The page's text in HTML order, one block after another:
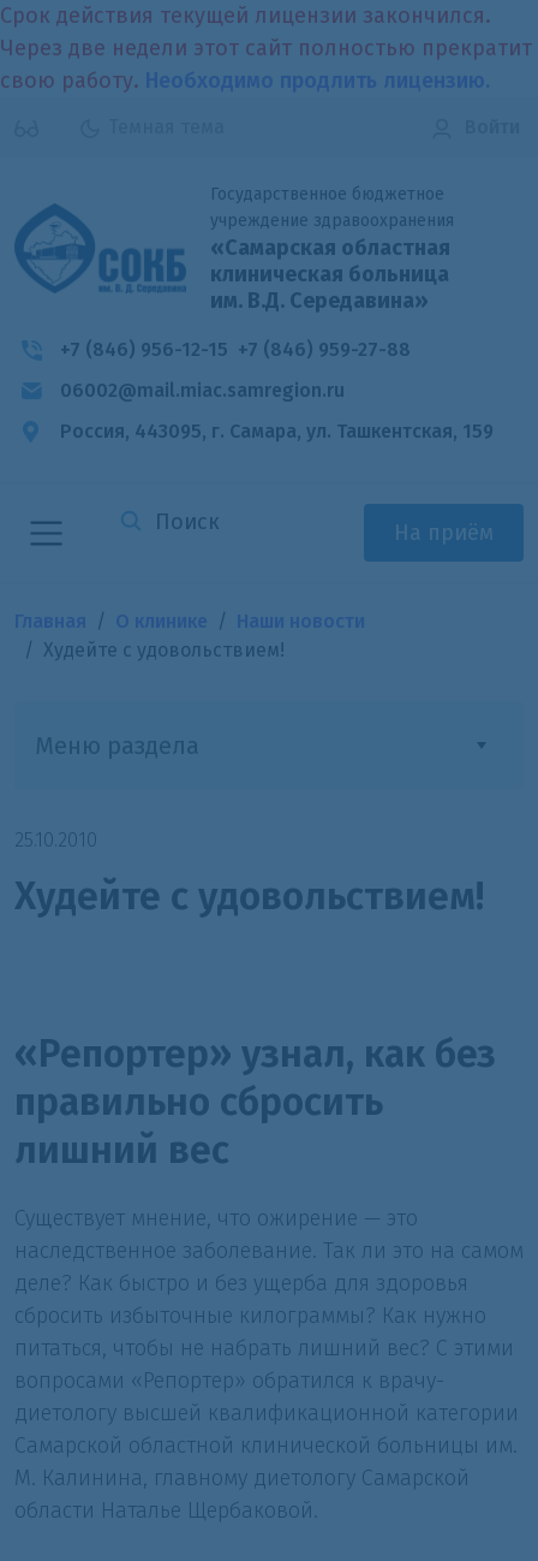
Срок действия текущей лицензии закончился.
Через две недели этот сайт полностью прекратит
свою работу.
Государственное бюджетное
учреждение здравоохранения
«Самарская областная
клиническая больница
им. В.Д. Середавина»
+7 (846) 956-12-15 +7 (846) 959-27-88
06002@mail.miac.samregion.ru
Россия, 443095, г. Самара, ул. Ташкентская, 159
На приём
Худейте с удовольствием!
Меню раздела
25.10.2010
Худейте с удовольствием!
«Репортер» узнал, как без
правильно сбросить
лишний вес
Существует мнение, что ожирение — это
наследственное заболевание. Так ли это на самом
деле? Как быстро и без ущерба для здоровья
сбросить избыточные килограммы? Как нужно
питаться, чтобы не набрать лишний вес? С этими
вопросами «Репортер» обратился к врачу-
диетологу высшей квалификационной категории
Самарской областной клинической больницы им.
М. Калинина, главному диетологу Самарской
области Наталье Щербаковой.